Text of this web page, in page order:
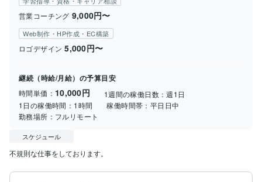
営業コーチング 9,000円〜
Web制作・HP作成・EC構築
ロゴデザイン 5,000円〜
継続（時給/月給）の予算目安
時間単価： 10,000円 1週間の稼働日数：週1日
1日の稼働時間： 1時間 稼働時間帯： 平日日中
勤務場所： フルリモート
スケジュール
不規則な仕事をしております。